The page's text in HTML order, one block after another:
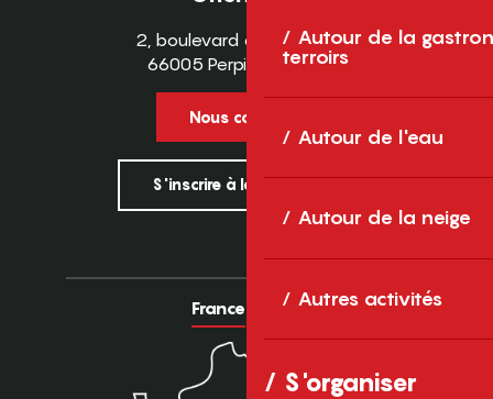
Autour de la
terroirs
Autour de l'eau
Autour de la neige
Autres activités
S'organiser
2, boulevard des Pyrénées
66005 Perpignan Cedex
Nous contacter
S'inscrire à la newsletter
France Europe